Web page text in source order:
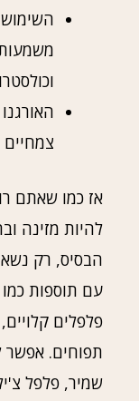
אז כמו שאתם
להיות מזינה
הבסיס, רק
עם תוספות כמו
פלפלים
תפוחים. אפשר
שמיר, פלפל